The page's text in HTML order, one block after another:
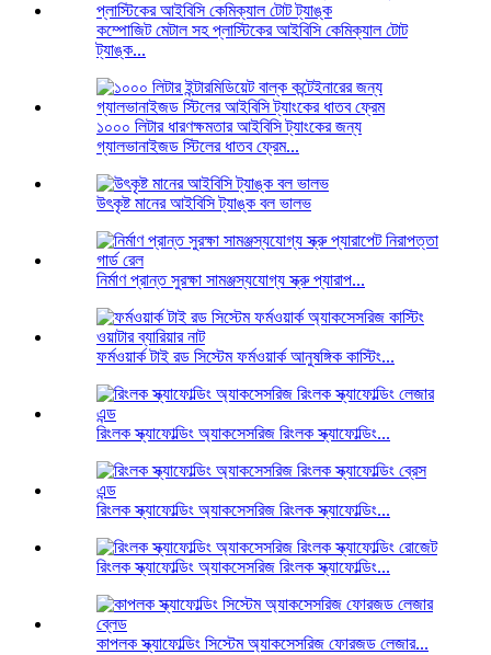
কম্পোজিট মেটাল সহ প্লাস্টিকের আইবিসি কেমিক্যাল টোট
ট্যাঙ্ক...
১০০০ লিটার ধারণক্ষমতার আইবিসি ট্যাংকের জন্য
গ্যালভানাইজড স্টিলের ধাতব ফ্রেম...
উৎকৃষ্ট মানের আইবিসি ট্যাঙ্ক বল ভালভ
নির্মাণ প্রান্ত সুরক্ষা সামঞ্জস্যযোগ্য স্ক্রু প্যারাপ...
ফর্মওয়ার্ক টাই রড সিস্টেম ফর্মওয়ার্ক আনুষঙ্গিক কাস্টিং...
রিংলক স্ক্যাফোল্ডিং অ্যাকসেসরিজ রিংলক স্ক্যাফোল্ডিং...
রিংলক স্ক্যাফোল্ডিং অ্যাকসেসরিজ রিংলক স্ক্যাফোল্ডিং...
রিংলক স্ক্যাফোল্ডিং অ্যাকসেসরিজ রিংলক স্ক্যাফোল্ডিং...
কাপলক স্ক্যাফোল্ডিং সিস্টেম অ্যাকসেসরিজ ফোরজড লেজার...